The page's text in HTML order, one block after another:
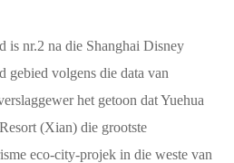
nr.2 na die Shanghai Disney
gebied volgens die data van
het getoon dat Yuehua
(Xian) die grootste
eco-city-projek in die weste van